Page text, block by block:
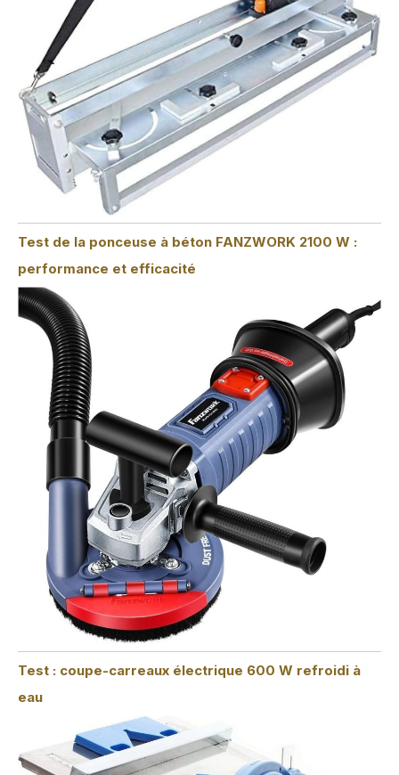
Test de la ponceuse à béton FANZWORK 2100 W :
performance et efficacité
Test : coupe-carreaux électrique 600 W refroidi à
eau